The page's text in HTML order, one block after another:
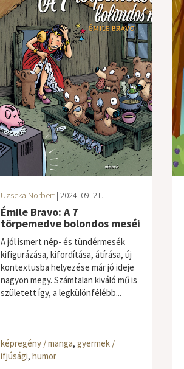
Uzseka Norbert| 2024. 09. 21.
Émile Bravo: A 7
törpemedve bolondos meséi
A jól ismert nép- és tündérmesék
kifigurázása, kifordítása, átírása, új
kontextusba helyezése már jó ideje
nagyon megy. Számtalan kiváló mű is
született így, a legkülönfélébb...
képregény / manga, gyermek /
ifjúsági, humor